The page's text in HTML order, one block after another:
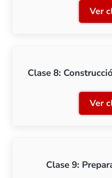
Ver
Clase 8:
Ver
Clase 9: